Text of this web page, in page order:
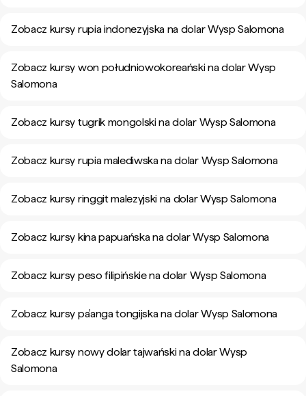
Zobacz kursy rupia indonezyjska na dolar Wysp Salomona
Zobacz kursy won południowokoreański na dolar Wysp
Salomona
Zobacz kursy tugrik mongolski na dolar Wysp Salomona
Zobacz kursy rupia malediwska na dolar Wysp Salomona
Zobacz kursy ringgit malezyjski na dolar Wysp Salomona
Zobacz kursy kina papuańska na dolar Wysp Salomona
Zobacz kursy peso filipińskie na dolar Wysp Salomona
Zobacz kursy pa’anga tongijska na dolar Wysp Salomona
Zobacz kursy nowy dolar tajwański na dolar Wysp
Salomona